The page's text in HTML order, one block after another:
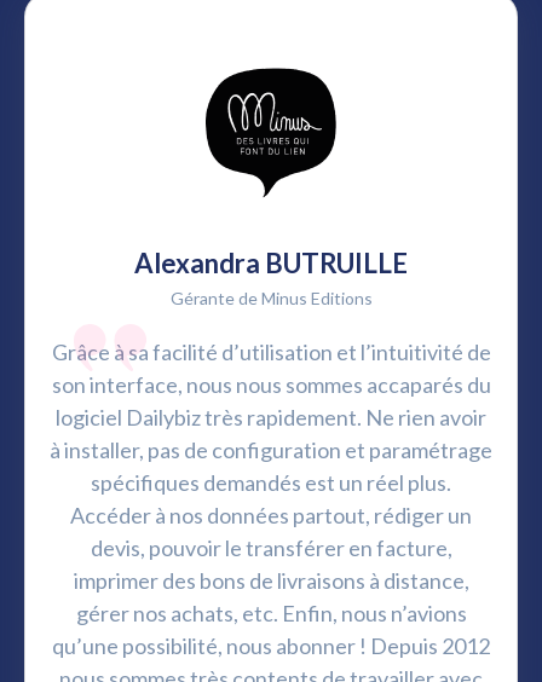
Alexandra BUTRUILLE
Gérante de Minus Editions
Grâce à sa facilité d’utilisation et l’intuitivité de
son interface, nous nous sommes accaparés du
logiciel Dailybiz très rapidement. Ne rien avoir
à installer, pas de configuration et paramétrage
spécifiques demandés est un réel plus.
Accéder à nos données partout, rédiger un
devis, pouvoir le transférer en facture,
imprimer des bons de livraisons à distance,
gérer nos achats, etc. Enfin, nous n’avions
qu’une possibilité, nous abonner ! Depuis 2012